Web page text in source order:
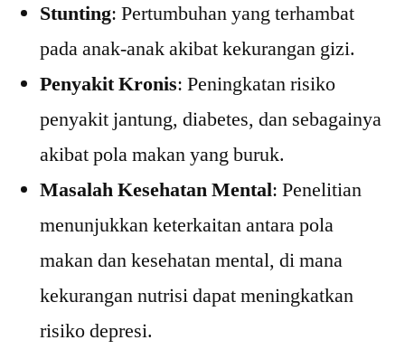
Stunting: Pertumbuhan yang terhambat
pada anak-anak akibat kekurangan gizi.
Penyakit Kronis: Peningkatan risiko
penyakit jantung, diabetes, dan sebagainya
akibat pola makan yang buruk.
Masalah Kesehatan Mental: Penelitian
menunjukkan keterkaitan antara pola
makan dan kesehatan mental, di mana
kekurangan nutrisi dapat meningkatkan
risiko depresi.